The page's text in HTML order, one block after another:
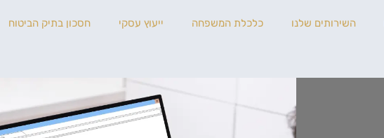
השירותים שלנו כלכלת המשפחה ייעוץ עסקי חסכון בתיק הביטוח